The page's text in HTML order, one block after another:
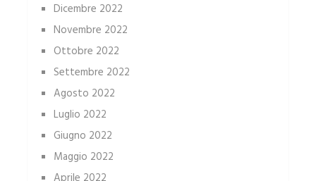
Dicembre 2022
Novembre 2022
Ottobre 2022
Settembre 2022
Agosto 2022
Luglio 2022
Giugno 2022
Maggio 2022